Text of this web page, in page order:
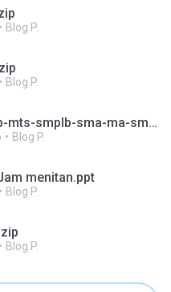
Blog P.
Blog P.
kisi-kisi-untuk-smp-mts-smplb-sma-ma-smalb-dan-smk1.pdf
Blog P.
menitan.ppt
Blog P.
Blog P.